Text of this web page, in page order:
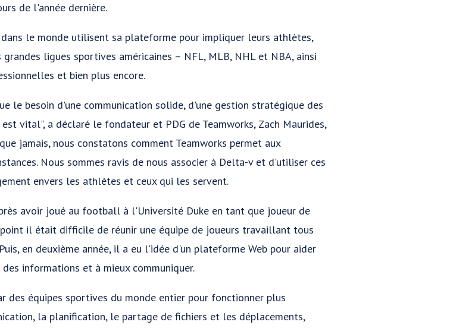
de l'année dernière.
le monde utilisent sa plateforme pour impliquer leurs athlètes,
ligues sportives américaines – NFL, MLB, NHL et NBA, ainsi
et bien plus encore.
le besoin d'une communication solide, d'une gestion stratégique des
vital", a déclaré le fondateur et PDG de Teamworks, Zach Maurides,
jamais, nous constatons comment Teamworks permet aux
Nous sommes ravis de nous associer à Delta-v et d'utiliser ces
envers les athlètes et ceux qui les servent.
avoir joué au football à l'Université Duke en tant que joueur de
il était difficile de réunir une équipe de joueurs travaillant tous
en deuxième année, il a eu l'idée d'un plateforme Web pour aider
informations et à mieux communiquer.
équipes sportives du monde entier pour fonctionner plus
la planification, le partage de fichiers et les déplacements,